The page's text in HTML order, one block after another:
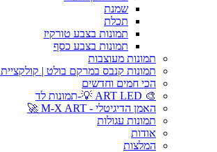
שמנת
תכלת
תמונות בצבע טורקיז
תמונות בצבע כסף
תמונות מעוצבות
תמונות קנבס במרקם בולט | קולקציית Art Touch
הכי חמים וחדשים
🎨 ART LED 💡-תמונות לד
האמן הדיגיטלי - M-X ART 🚀
תמונות עגולות
אודות
המלצות